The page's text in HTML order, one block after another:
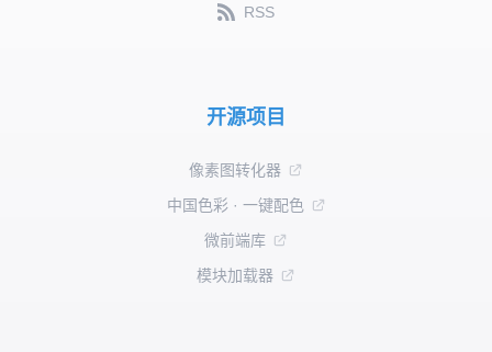
RSS
开源项目
像素图转化器
中国色彩 · 一键配色
微前端库
模块加载器